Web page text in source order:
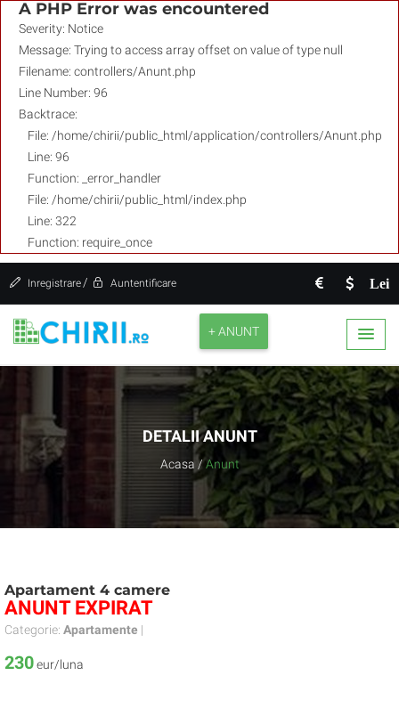
A PHP Error was encountered
Severity: Notice
Message: Trying to access array offset on value of type null
Filename: controllers/Anunt.php
Line Number: 96
Backtrace:
File: /home/chirii/public_html/application/controllers/Anunt.php
Line: 96
Function: _error_handler
File: /home/chirii/public_html/index.php
Line: 322
Function: require_once
Lei
Inregistrare / Auntentificare
+ ANUNT
DETALII ANUNT
Acasa / Anunt
Apartament 4 camere
ANUNT EXPIRAT
Categorie: Apartamente |
230eur/luna